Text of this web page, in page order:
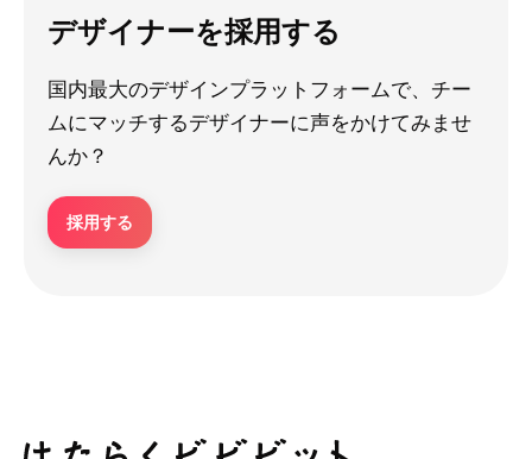
デザイナーを採用する
国内最大のデザインプラットフォームで、チー
ムにマッチするデザイナーに声をかけてみませ
んか？
採用する